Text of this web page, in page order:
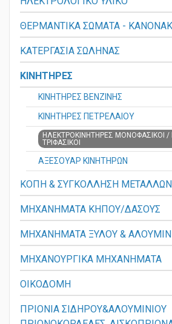
ΗΛΕΚΤΡΟΛΟΓΙΚΟ ΥΛΙΚΟ
ΘΕΡΜΑΝΤΙΚΑ ΣΩΜΑΤΑ -
ΚΑΤΕΡΓΑΣΙΑ ΣΩΛΗΝΑΣ
ΚΙΝΗΤΗΡΕΣ
ΗΛΕΚΤΡΟΚΙΝΗΤΗΡΕΣ ΜΟΝΟΦΑΣΙΚΟΙ /
ΤΡΙΦΑΣΙΚΟΙ
ΚΟΠΗ & ΣΥΓΚΟΛΛΗΣΗ ΜΕΤΑΛΛΩΝ
ΜΗΧΑΝΗΜΑΤΑ ΚΗΠΟΥ/ΔΑΣΟΥΣ
ΜΗΧΑΝΗΜΑΤΑ ΞΥΛΟΥ &
ΜΗΧΑΝΟΥΡΓΙΚΑ ΜΗΧΑΝΗΜΑΤΑ
ΟΙΚΟΔΟΜΗ
ΠΡΙΟΝΙΑ ΣΙΔΗΡΟΥ&ΑΛΟΥΜΙΝΙΟΥ